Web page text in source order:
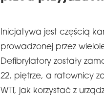
Inicjatywa jest częścią
prowadzonej przez
Defibrylatory zostały
22. piętrze, a ratownicy
WTT, jak korzystać z